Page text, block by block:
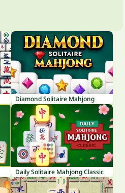
Diamond Solitaire Mahjong
Daily Solitaire Mahjong Classic